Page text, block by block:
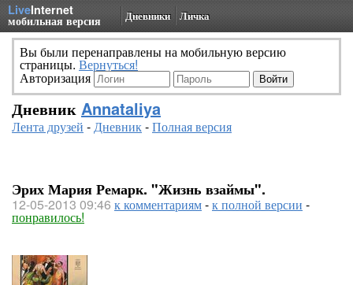
LiveInternet
мобильная версия Дневники Личка
Вы были перенаправлены на мобильную версию
страницы. Вернуться!
Авторизация
Дневник Annataliya
Лента друзей -Дневник-Полная версия
Эрих Мария Ремарк. "Жизнь взаймы".
12-05-2013 09:46 к комментариям-к полной версии -
понравилось!